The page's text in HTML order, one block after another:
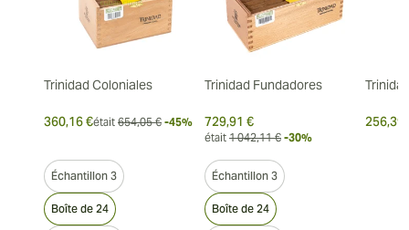
Trinidad Coloniales
360,16 €était 654,05 € -45%
Échantillon 3
Boîte de 24
Trinidad Fundadores
729,91 €
était 1 042,11 € -30%
Échantillon 3
Boîte de 24
256,39